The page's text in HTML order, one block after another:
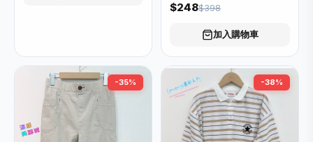
$248$398
加入購物車
-35% -38%